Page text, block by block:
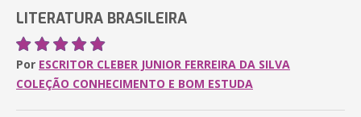
LITERATURA BRASILEIRA
Por ESCRITOR CLEBER JUNIOR FERREIRA DA SILVA
COLEÇÃO CONHECIMENTO E BOM ESTUDA